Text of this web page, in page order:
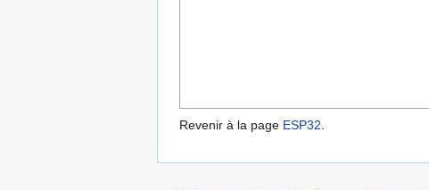
Revenir à la page ESP32